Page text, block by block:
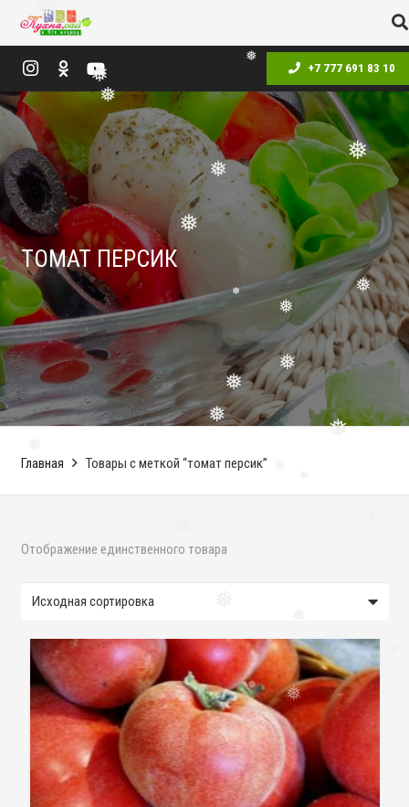
❅
❅
❅
❅
❅
❅
❅
❅
❅
❅
❅
❅
❅
❅
❅
❅
❅
+7 777 691 83 10
ТОМАТ ПЕРСИК
Главная Товары с меткой “томат персик”
Отображение единственного товара